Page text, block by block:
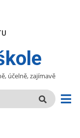
účelně, zajímavě